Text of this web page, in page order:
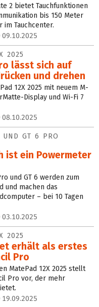
2 bietet Tauchfunktionen
bis 150 Meter
im Tauchcenter.
09.10.2025
2025
lässt sich auf
und drehen
12X 2025 mit neuem M-
Display und Wi-Fi 7
08.10.2025
UND GT 6 PRO
ist ein Powermeter
und GT 6 werden zum
und machen das
– bei 10 Tagen
03.10.2025
2025
erhält als erstes
Pro
MatePad 12X 2025 stellt
Pro vor, der mehr
19.09.2025